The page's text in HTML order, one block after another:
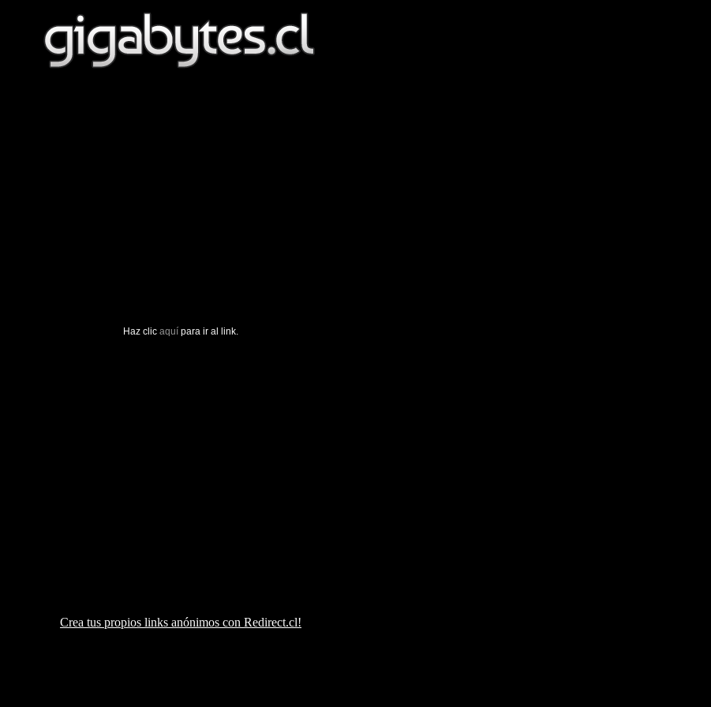
Haz clic aquí para ir al link.
Crea tus propios links anónimos con Redirect.cl!